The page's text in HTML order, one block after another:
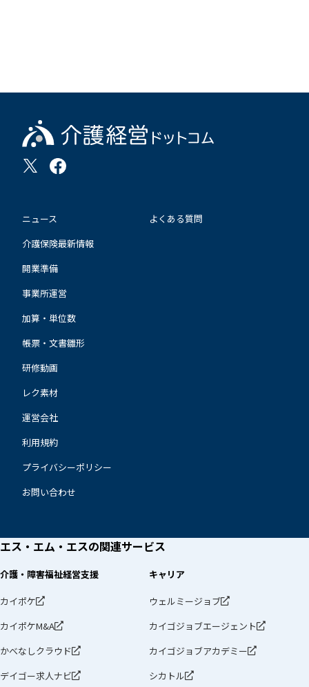
ニュース
介護保険最新情報
開業準備
事業所運営
加算・単位数
帳票・文書雛形
研修動画
レク素材
よくある質問
運営会社
利用規約
プライバシーポリシー
お問い合わせ
エス・エム・エスの関連サービス
介護・障害福祉経営支援
カイポケ
カイポケM&A
かべなしクラウド
デイゴー求人ナビ
キャリア
ウェルミージョブ
カイゴジョブエージェント
カイゴジョブアカデミー
シカトル